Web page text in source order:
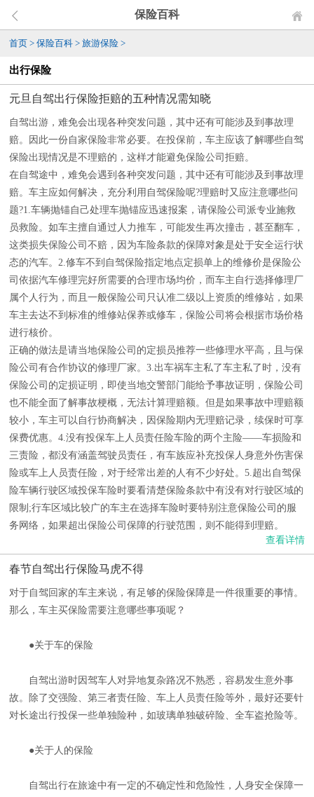
保险百科
首页 > 保险百科 > 旅游保险 >
出行保险
元旦自驾出行保险拒赔的五种情况需知晓
自驾出游，难免会出现各种突发问题，其中还有可能涉及到事故理
赔。因此一份自家保险非常必要。在投保前，车主应该了解哪些自驾
保险出现情况是不理赔的，这样才能避免保险公司拒赔。
在自驾途中，难免会遇到各种突发问题，其中还有可能涉及到事故理
赔。车主应如何解决，充分利用自驾保险呢?理赔时又应注意哪些问
题?1.车辆抛锚自己处理车抛锚应迅速报案，请保险公司派专业施救
员救险。如车主擅自通过人力推车，可能发生再次撞击，甚至翻车，
这类损失保险公司不赔，因为车险条款的保障对象是处于安全运行状
态的汽车。2.修车不到自驾保险指定地点定损单上的维修价是保险公
司依据汽车修理完好所需要的合理市场均价，而车主自行选择修理厂
属个人行为，而且一般保险公司只认准二级以上资质的维修站，如果
车主去达不到标准的维修站保养或修车，保险公司将会根据市场价格
进行核价。
正确的做法是请当地保险公司的定损员推荐一些修理水平高，且与保
险公司有合作协议的修理厂家。3.出车祸车主私了车主私了时，没有
保险公司的定损证明，即使当地交警部门能给予事故证明，保险公司
也不能全面了解事故梗概，无法计算理赔额。但是如果事故中理赔额
较小，车主可以自行协商解决，因保险期内无理赔记录，续保时可享
保费优惠。4.没有投保车上人员责任险车险的两个主险——车损险和
三责险，都没有涵盖驾驶员责任，有车族应补充投保人身意外伤害保
险或车上人员责任险，对于经常出差的人有不少好处。5.超出自驾保
险车辆行驶区域投保车险时要看清楚保险条款中有没有对行驶区域的
限制;行车区域比较广的车主在选择车险时要特别注意保险公司的服
务网络，如果超出保险公司保障的行驶范围，则不能得到理赔。
查看详情
春节自驾出行保险马虎不得
对于自驾回家的车主来说，有足够的保险保障是一件很重要的事情。
那么，车主买保险需要注意哪些事项呢？
●关于车的保险
自驾出游时因驾车人对异地复杂路况不熟悉，容易发生意外事
故。除了交强险、第三者责任险、车上人员责任险等外，最好还要针
对长途出行投保一些单独险种，如玻璃单独破碎险、全车盗抢险等。
●关于人的保险
自驾出行在旅途中有一定的不确定性和危险性，人身安全保障一